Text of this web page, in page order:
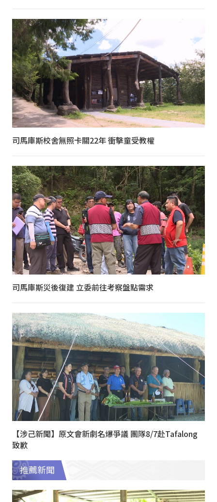
司馬庫斯校舍無照卡關22年 衝擊童受教權
司馬庫斯災後復建 立委前往考察盤點需求
【涉己新聞】原文會新劇名爆爭議 團隊8/7赴Tafalong
致歉
推薦新聞